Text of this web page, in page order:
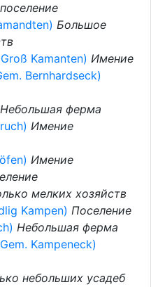
Большое
Kamanten) Имение
Bernhardseck)
Небольшая ферма
Имение
Имение
мелких хозяйств
Kampen) Поселение
Небольшая ферма
Kampeneck)
небольших усадеб